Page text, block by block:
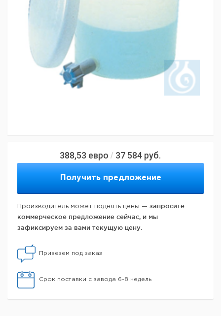
388,53 евро / 37 584 руб.
Получить предложение
Производитель может поднять цены — запросите
коммерческое предложение сейчас, и мы
зафиксируем за вами текущую цену.
Привезем под заказ
Срок поставки с завода 6-8 недель